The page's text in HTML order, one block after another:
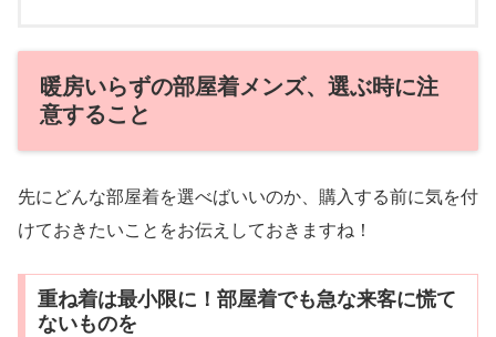
暖房いらずの部屋着メンズ、選ぶ時に注
意すること
先にどんな部屋着を選べばいいのか、購入する前に気を付
けておきたいことをお伝えしておきますね！
重ね着は最小限に！部屋着でも急な来客に慌て
ないものを